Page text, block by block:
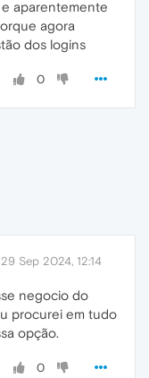
aparentemente
agora
dos logins
0
29 Sep 2024, 12:14
negocio do
procurei em tudo
opção.
0